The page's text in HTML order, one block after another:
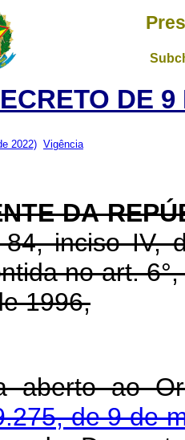
DE
2022) Vigência
DA
inciso IV,
no art.
1996,
aberto ao
de 9 de